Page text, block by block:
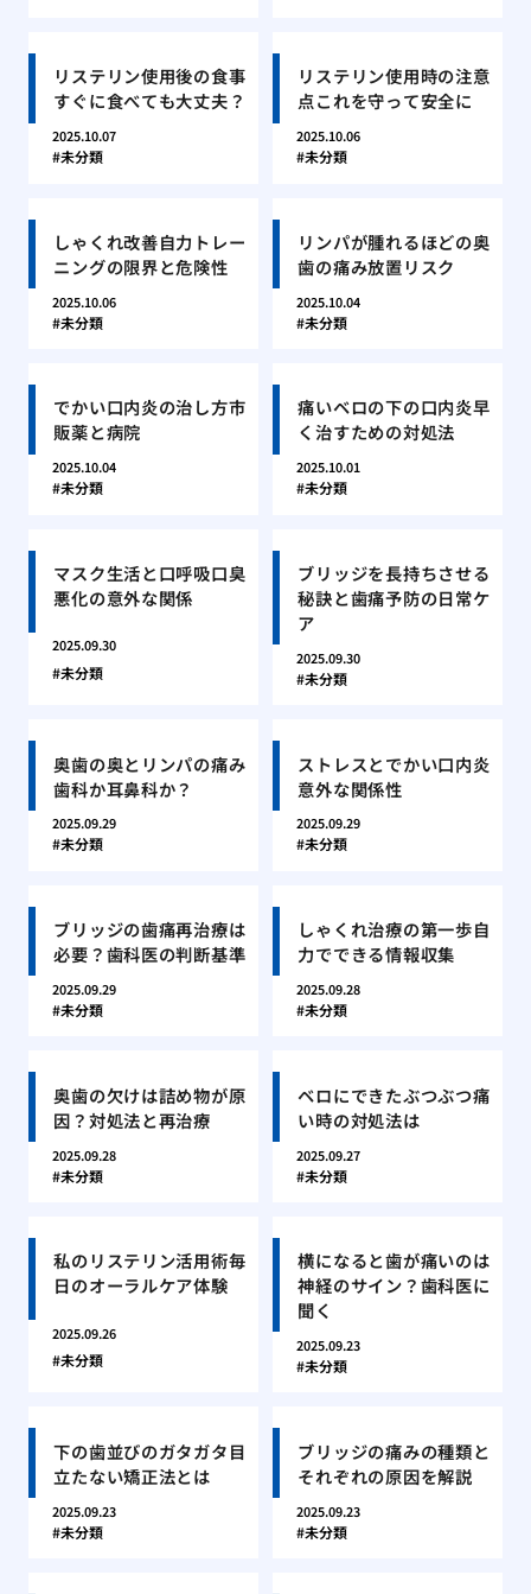
リステリン使用後の食事
すぐに食べても大丈夫？
2025.10.07
未分類
リステリン使用時の注意
点これを守って安全に
2025.10.06
未分類
しゃくれ改善自力トレー
ニングの限界と危険性
2025.10.06
未分類
リンパが腫れるほどの奥
歯の痛み放置リスク
2025.10.04
未分類
でかい口内炎の治し方市
販薬と病院
2025.10.04
未分類
痛いベロの下の口内炎早
く治すための対処法
2025.10.01
未分類
マスク生活と口呼吸口臭
悪化の意外な関係
2025.09.30
未分類
ブリッジを長持ちさせる
秘訣と歯痛予防の日常ケ
ア
2025.09.30
未分類
奥歯の奥とリンパの痛み
歯科か耳鼻科か？
2025.09.29
未分類
ストレスとでかい口内炎
意外な関係性
2025.09.29
未分類
ブリッジの歯痛再治療は
必要？歯科医の判断基準
2025.09.29
未分類
しゃくれ治療の第一歩自
力でできる情報収集
2025.09.28
未分類
奥歯の欠けは詰め物が原
因？対処法と再治療
2025.09.28
未分類
ベロにできたぶつぶつ痛
い時の対処法は
2025.09.27
未分類
私のリステリン活用術毎
日のオーラルケア体験
2025.09.26
未分類
横になると歯が痛いのは
神経のサイン？歯科医に
聞く
2025.09.23
未分類
下の歯並びのガタガタ目
立たない矯正法とは
2025.09.23
未分類
ブリッジの痛みの種類と
それぞれの原因を解説
2025.09.23
未分類